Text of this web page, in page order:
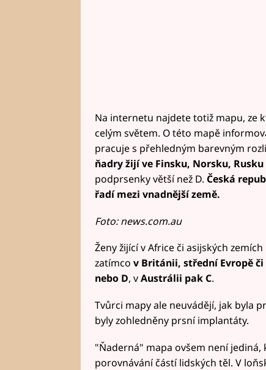
Na internetu najdete totiž mapu, ze
celým světem. O této mapě
pracuje s přehledným barevným
ňadry žijí ve Finsku, Norsku, Rusku
podprsenky větší než D. Česká
řadí mezi vnadnější země.
Foto: news.com.au
Ženy žijící v Africe či asijských
zatímco v Británii, střední Evropě
nebo D, vAustrálii pak C.
Tvůrci mapy ale neuvádějí, jak byla
byly zohledněny prsní implantáty.
"Ňaderná" mapa ovšem není
porovnávání částí lidských těl. V